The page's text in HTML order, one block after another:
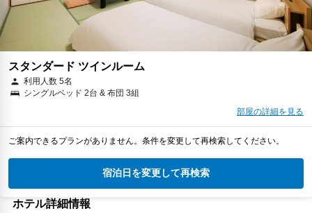
スタンダード ツインルーム
利用人数 5名
シングルベッド 2台 & 布団 3組
部屋の詳細を見る
ご案内できるプランがありません。条件を変更して再検索してください。
宿泊日を変更して再検索
ホテル詳細情報